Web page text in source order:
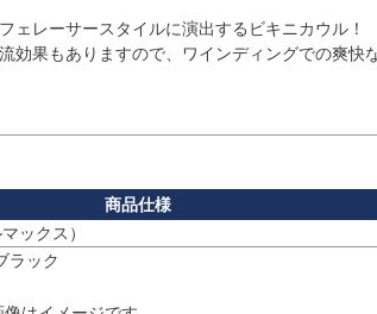
ェレーサースタイルに演出するビキニカウル！
効果もありますので、ワインディングでの爽快
ックス）
ラック